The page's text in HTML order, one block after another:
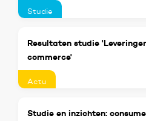
Studie
Actu
Resultaten studie
commerce'
Studie en inzichten: